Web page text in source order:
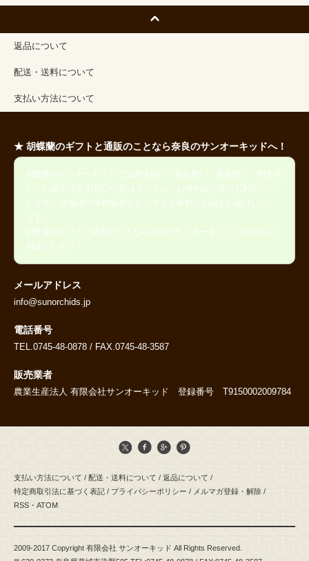
返品について
配送・送料について
支払い方法について
★ 胡蝶蘭のギフトと通販のことなら奈良のサンオーキッドへ！
胡蝶蘭のサンオーキッドでは開店祝い・就任祝い・新築祝い・開業祝
い・お誕生日等 お祝いの花はもちろん、お悔やみの花にも対応いた
します。 生産者の直接販売だからできる新鮮なお品をお届けいたし
ます。
胡蝶蘭のギフトと通販のことなら奈良のサンオーキッドへお気軽にご
相談ください！
メールアドレス
info@sunorchids.jp
電話番号
TEL.0745-48-0878 / FAX.0745-48-3587
販売業者
農業生産法人 有限会社サンオーキッド 登録番号 T9150002009784
支払い方法について / 配送・送料について / 返品について /
特定商取引法に基づく表記 / プライバシーポリシー / メルマガ登録・解除 /
RSS ・ ATOM
2009-2017 Copyright 有限会社 サンオーキッド All Rights Reserved.